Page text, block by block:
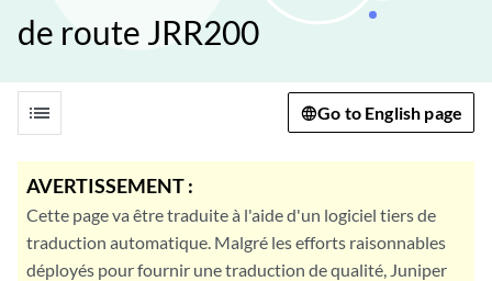
de route JRR200
list Go to English page
AVERTISSEMENT :
Cette page va être traduite à l'aide d'un logiciel tiers de
traduction automatique. Malgré les efforts raisonnables
déployés pour fournir une traduction de qualité, Juniper